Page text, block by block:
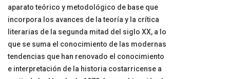
aparato teórico y metodológico de base que
incorpora los avances de la teoría y la crítica
literarias de la segunda mitad del siglo XX, a lo
que se suma el conocimiento de las modernas
tendencias que han renovado el conocimiento
e interpretación de la historia costarricense a